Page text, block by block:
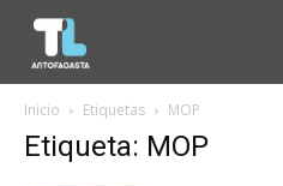
Inicio Etiquetas MOP
Etiqueta: MOP